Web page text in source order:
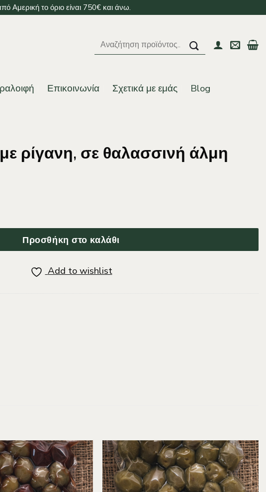
Αμερική το όριο είναι 750€ και άνω.
Αναζήτηση
Επικοινωνία Σχετικά με εμάς Blog
ρίγανη, σε θαλασσινή άλμη
άλμη ποσότητα
Προσθήκη στο καλάθι
Add to wishlist